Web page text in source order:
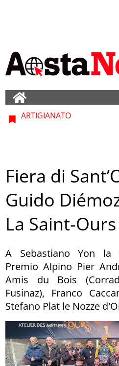
ARTIGIANATO
Fiera di
Guido
La Saint-Ours
A Sebastiano Yon la
Premio Alpino Pier
Amis du Bois
Fusinaz), Franco
Stefano Plat le Nozze